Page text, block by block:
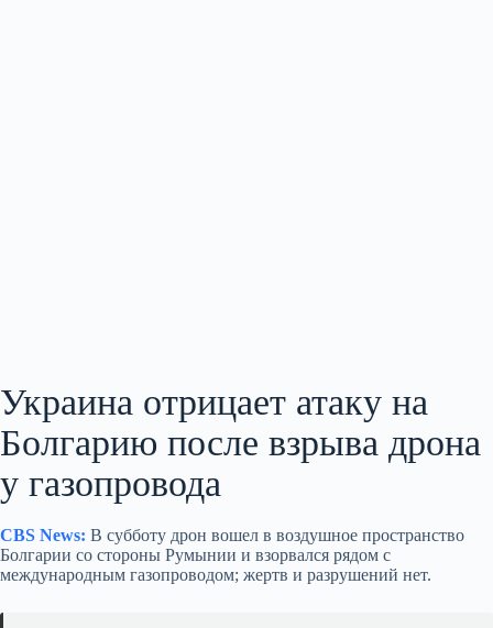
Украина отрицает атаку на
Болгарию после взрыва дрона
у газопровода
CBS News: В субботу дрон вошел в воздушное пространство
Болгарии со стороны Румынии и взорвался рядом с
международным газопроводом; жертв и разрушений нет.